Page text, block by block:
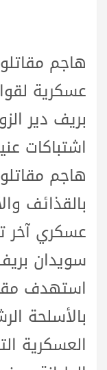
هاجم
عسكرية
بريف دير
اشتباكات
هاجم
بالقذائف
عسكري آخر
سويدان
استهدف
بالأسلحة
العسكرية